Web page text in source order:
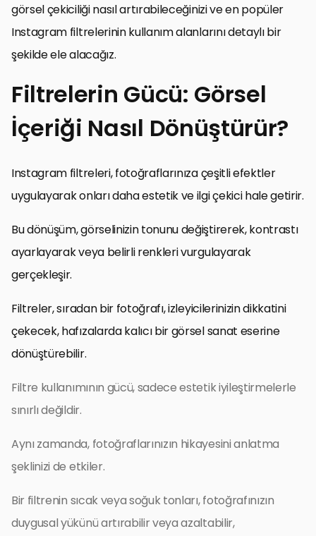
görsel çekiciliği nasıl artırabileceğinizi ve en popüler
Instagram filtrelerinin kullanım alanlarını detaylı bir
şekilde ele alacağız.
Filtrelerin Gücü: Görsel
İçeriği Nasıl Dönüştürür?
Instagram filtreleri, fotoğraflarınıza çeşitli efektler
uygulayarak onları daha estetik ve ilgi çekici hale getirir.
Bu dönüşüm, görselinizin tonunu değiştirerek, kontrastı
ayarlayarak veya belirli renkleri vurgulayarak
gerçekleşir.
Filtreler, sıradan bir fotoğrafı, izleyicilerinizin dikkatini
çekecek, hafızalarda kalıcı bir görsel sanat eserine
dönüştürebilir.
Filtre kullanımının gücü, sadece estetik iyileştirmelerle
sınırlı değildir.
Aynı zamanda, fotoğraflarınızın hikayesini anlatma
şeklinizi de etkiler.
Bir filtrenin sıcak veya soğuk tonları, fotoğrafınızın
duygusal yükünü artırabilir veya azaltabilir,